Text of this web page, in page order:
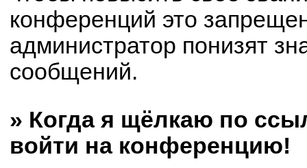
конференций это
администратор понизят
сообщений.
» Когда я щёлкаю по
войти на конференцию!